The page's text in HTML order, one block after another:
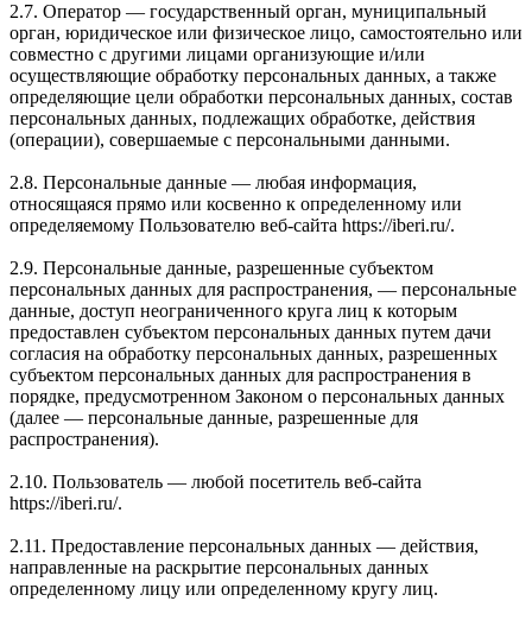
2.7. Оператор — государственный орган, муниципальный
орган, юридическое или физическое лицо, самостоятельно или
совместно с другими лицами организующие и/или
осуществляющие обработку персональных данных, а также
определяющие цели обработки персональных данных, состав
персональных данных, подлежащих обработке, действия
(операции), совершаемые с персональными данными.
2.8. Персональные данные — любая информация,
относящаяся прямо или косвенно к определенному или
определяемому Пользователю веб-сайта https://iberi.ru/.
2.9. Персональные данные, разрешенные субъектом
персональных данных для распространения, — персональные
данные, доступ неограниченного круга лиц к которым
предоставлен субъектом персональных данных путем дачи
согласия на обработку персональных данных, разрешенных
субъектом персональных данных для распространения в
порядке, предусмотренном Законом о персональных данных
(далее — персональные данные, разрешенные для
распространения).
2.10. Пользователь — любой посетитель веб-сайта
https://iberi.ru/.
2.11. Предоставление персональных данных — действия,
направленные на раскрытие персональных данных
определенному лицу или определенному кругу лиц.